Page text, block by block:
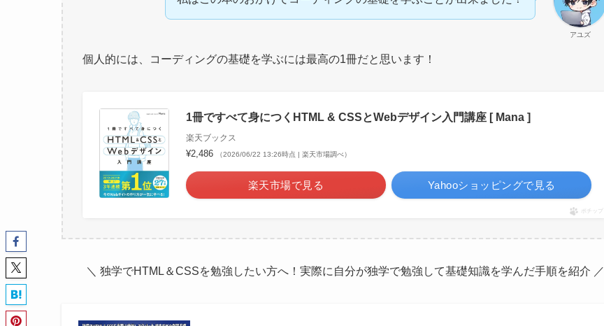
アユズ
個人的には、コーディングの基礎を学ぶには最高の1冊だと思います！
1冊ですべて身につくHTML & CSSとWebデザイン入門講座 [ Mana ]
楽天ブックス
¥2,486 （2026/06/22 13:26時点 | 楽天市場調べ）
楽天市場で見る Yahooショッピングで見る
ポチップ
＼ 独学でHTML＆CSSを勉強したい方へ！実際に自分が独学で勉強して基礎知識を学んだ手順を紹介 ／